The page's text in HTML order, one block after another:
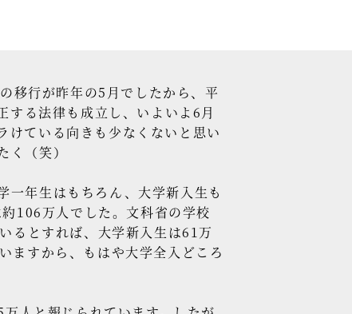
税理士変更をお考えの方
メールマガジン登録
Twitter
Facebook
移行が昨年の5月でしたから、平
る法律も成立し、いよいよ6月
けている向きも少なくないと思い
（笑）
年生はもちろん、大学新入生も
106万人でした。文科省の学校
るとすれば、大学新入生は61万
ますから、もはや大学全入どころ